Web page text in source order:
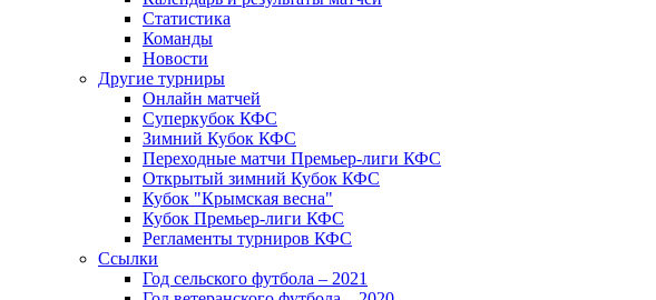
Статистика
Команды
Новости
Другие турниры
Онлайн матчей
Суперкубок КФС
Зимний Кубок КФС
Переходные матчи Премьер-лиги КФС
Открытый зимний Кубок КФС
Кубок "Крымская весна"
Кубок Премьер-лиги КФС
Регламенты турниров КФС
Ссылки
Год сельского футбола – 2021